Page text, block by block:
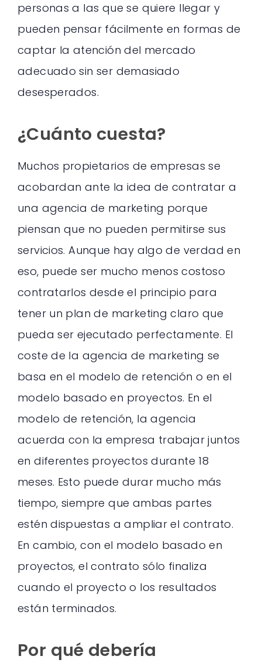
personas a las que se quiere llegar y
pueden pensar fácilmente en formas de
captar la atención del mercado
adecuado sin ser demasiado
desesperados.
¿Cuánto cuesta?
Muchos propietarios de empresas se
acobardan ante la idea de contratar a
una agencia de marketing porque
piensan que no pueden permitirse sus
servicios. Aunque hay algo de verdad en
eso, puede ser mucho menos costoso
contratarlos desde el principio para
tener un plan de marketing claro que
pueda ser ejecutado perfectamente. El
coste de la agencia de marketing se
basa en el modelo de retención o en el
modelo basado en proyectos. En el
modelo de retención, la agencia
acuerda con la empresa trabajar juntos
en diferentes proyectos durante 18
meses. Esto puede durar mucho más
tiempo, siempre que ambas partes
estén dispuestas a ampliar el contrato.
En cambio, con el modelo basado en
proyectos, el contrato sólo finaliza
cuando el proyecto o los resultados
están terminados.
Por qué debería